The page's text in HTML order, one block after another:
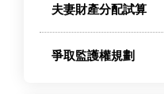
夫妻財產分配試算
爭取監護權規劃